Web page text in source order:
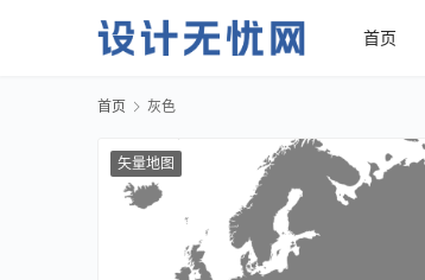
首页
首页 灰色
矢量地图